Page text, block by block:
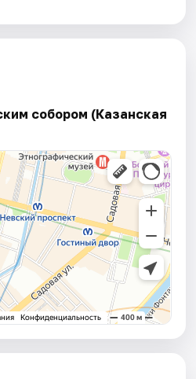
собором (Казанская